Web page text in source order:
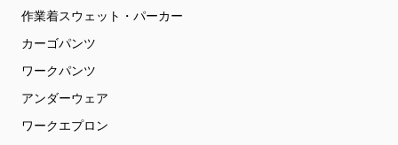
作業着スウェット・パーカー
カーゴパンツ
ワークパンツ
アンダーウェア
ワークエプロン